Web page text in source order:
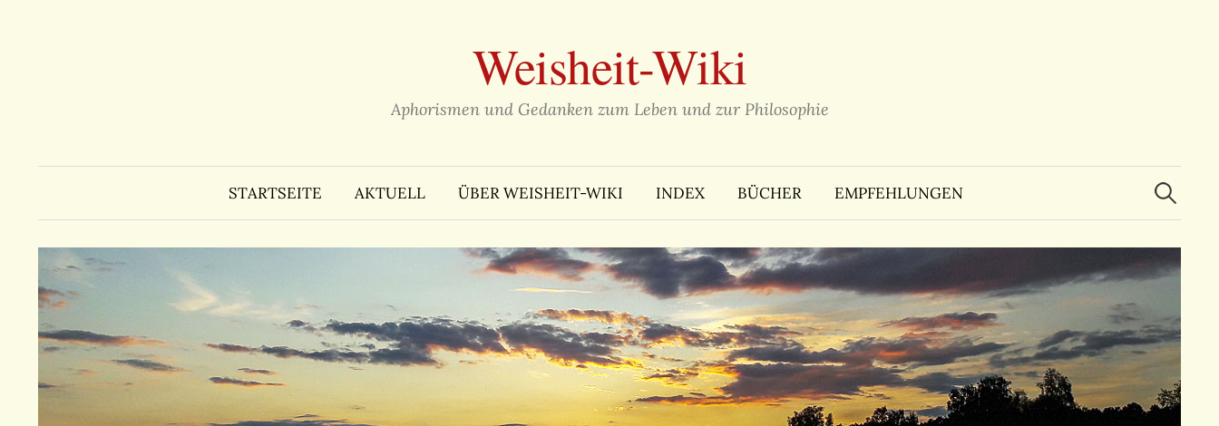
Weisheit-Wiki
Aphorismen und Gedanken zum Leben und zur Philosophie
STARTSEITE AKTUELL ÜBER WEISHEIT-WIKI INDEX BÜCHER EMPFEHLUNGEN
Suchen
nach: